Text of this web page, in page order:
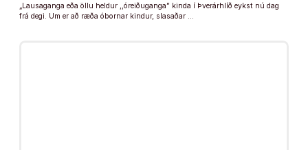
„Lausaganga eða öllu heldur ,,óreiðuganga” kinda í Þverárhlíð eykst nú dag
frá degi. Um er að ræða óbornar kindur, slasaðar …